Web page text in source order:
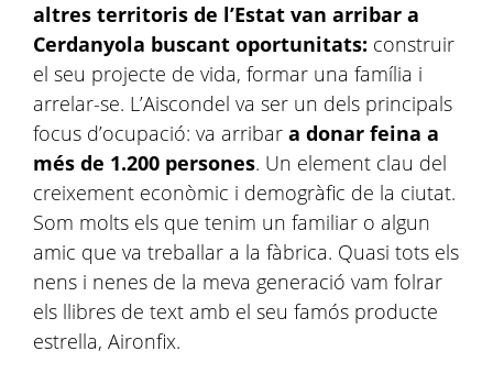
altres territoris de l’Estat van arribar a
Cerdanyola buscant oportunitats: construir
el seu projecte de vida, formar una família i
arrelar-se. L’Aiscondel va ser un dels principals
focus d’ocupació: va arribar a donar feina a
més de 1.200 persones. Un element clau del
creixement econòmic i demogràfic de la ciutat.
Som molts els que tenim un familiar o algun
amic que va treballar a la fàbrica. Quasi tots els
nens i nenes de la meva generació vam folrar
els llibres de text amb el seu famós producte
estrella, Aironfix.